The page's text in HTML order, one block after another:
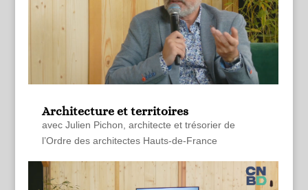
Architecture et territoires
avec Julien Pichon, architecte et trésorier de
l’Ordre des architectes Hauts-de-France